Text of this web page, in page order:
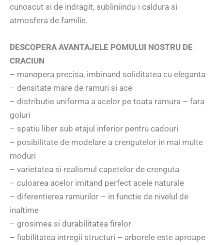
cunoscut si de indragit, subliniindu-i caldura si
atmosfera de familie.
DESCOPERA AVANTAJELE POMULUI NOSTRU DE
CRACIUN
– manopera precisa, imbinand soliditatea cu eleganta
– densitate mare de ramuri si ace
– distributie uniforma a acelor pe toata ramura – fara
goluri
– spatiu liber sub etajul inferior pentru cadouri
– posibilitate de modelare a crengutelor in mai multe
moduri
– varietatea si realismul capetelor de crenguta
– culoarea acelor imitand perfect acele naturale
– diferentierea ramurilor – in functie de nivelul de
inaltime
– grosimea si durabilitatea firelor
– fiabilitatea intregii structuri – arborele este aproape